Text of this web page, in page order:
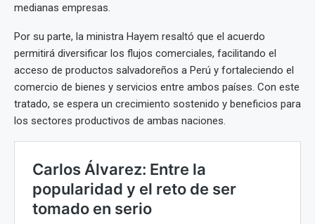
medianas empresas.
Por su parte, la ministra Hayem resaltó que el acuerdo
permitirá diversificar los flujos comerciales, facilitando el
acceso de productos salvadoreños a Perú y fortaleciendo el
comercio de bienes y servicios entre ambos países. Con este
tratado, se espera un crecimiento sostenido y beneficios para
los sectores productivos de ambas naciones.